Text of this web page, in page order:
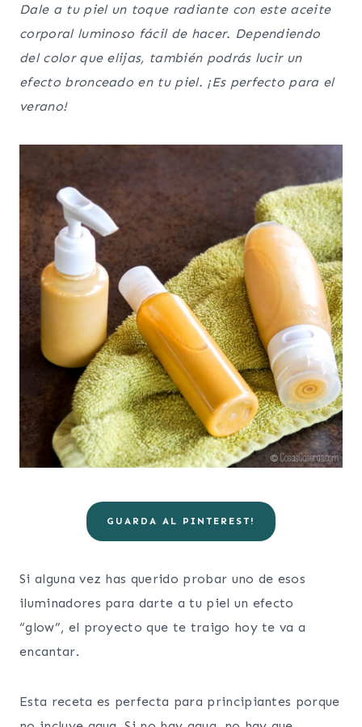
Dale a tu piel un toque radiante con este aceite
corporal luminoso fácil de hacer. Dependiendo
del color que elijas, también podrás lucir un
efecto bronceado en tu piel. ¡Es perfecto para el
verano!
GUARDA AL PINTEREST!
Si alguna vez has querido probar uno de esos
iluminadores para darte a tu piel un efecto
“glow”, el proyecto que te traigo hoy te va a
encantar.
Esta receta es perfecta para principiantes porque